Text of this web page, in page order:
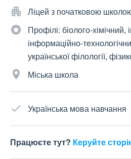
Ліцей з початковою
Профілі: біолого-хімічний,
інформаційно-
української філології,
Міська школа
Українська мова навчання
Працюєте тут? Керуйте